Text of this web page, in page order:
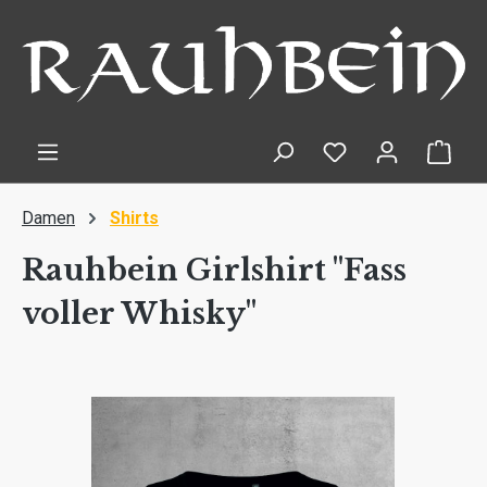
Damen Shirts
Rauhbein Girlshirt "Fass
voller Whisky"